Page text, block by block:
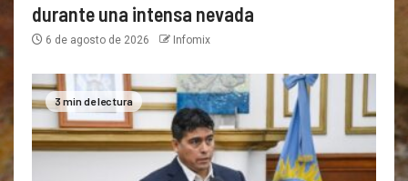
durante una intensa nevada
6 de agosto de 2026 Infomix
3 min de lectura